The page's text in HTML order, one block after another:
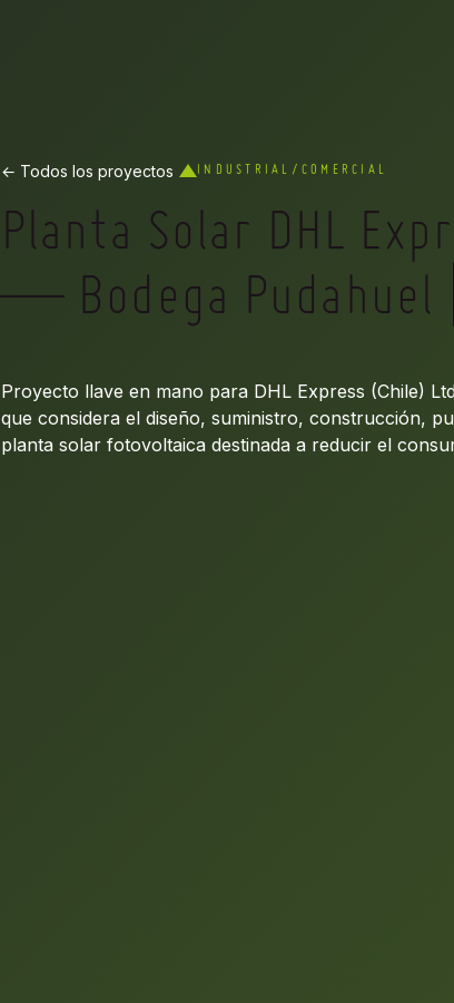
← Todos los proyectos INDUSTRIAL/COMERCIAL
Planta Solar DHL
— Bodega Pudahuel
Proyecto llave en mano para DHL Express (Chile)
que considera el diseño, suministro, construcción,
planta solar fotovoltaica destinada a reducir el